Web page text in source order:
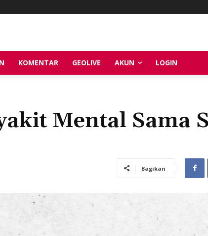
KOMENTAR GEOLIVE AKUN LOGIN
Mental Sama
Bagikan